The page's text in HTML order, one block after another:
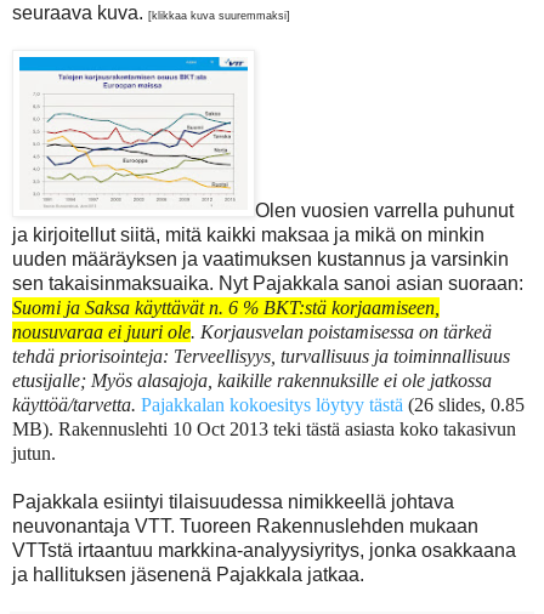
seuraava kuva. [klikkaa kuva suuremmaksi]
Olen vuosien varrella puhunut
ja kirjoitellut siitä, mitä kaikki maksaa ja mikä on minkin
uuden määräyksen ja vaatimuksen kustannus ja varsinkin
sen takaisinmaksuaika. Nyt Pajakkala sanoi asian suoraan:
Suomi ja Saksa käyttävät n. 6 % BKT:stä korjaamiseen,
nousuvaraa ei juuri ole. Korjausvelan poistamisessa on tärkeä
tehdä priorisointeja: Terveellisyys, turvallisuus ja toiminnallisuus
etusijalle; Myös alasajoja, kaikille rakennuksille ei ole jatkossa
käyttöä/tarvetta. Pajakkalan kokoesitys löytyy tästä (26 slides, 0.85
MB). Rakennuslehti 10 Oct 2013 teki tästä asiasta koko takasivun
jutun.
Pajakkala esiintyi tilaisuudessa nimikkeellä johtava
neuvonantaja VTT. Tuoreen Rakennuslehden mukaan
VTTstä irtaantuu markkina-analyysiyritys, jonka osakkaana
ja hallituksen jäsenenä Pajakkala jatkaa.